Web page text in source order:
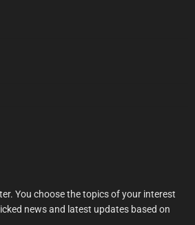
You choose the topics of your interest
news and latest updates based on